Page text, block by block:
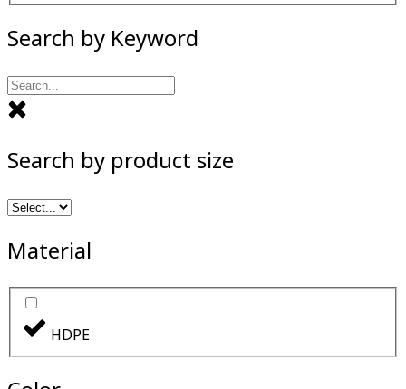
Search by Keyword
Search by product size
Material
HDPE